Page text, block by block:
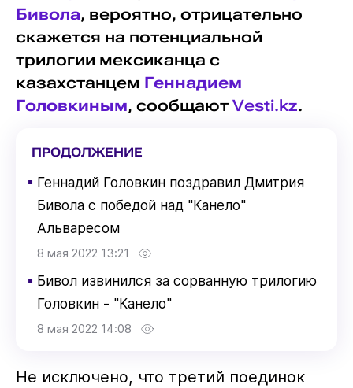
Бивола, вероятно, отрицательно
скажется на потенциальной
трилогии мексиканца с
казахстанцем Геннадием
Головкиным, сообщают Vesti.kz.
ПРОДОЛЖЕНИЕ
▪ Геннадий Головкин поздравил Дмитрия
Бивола с победой над "Канело"
Альваресом
8 мая 2022 13:21
▪ Бивол извинился за сорванную трилогию
Головкин - "Канело"
8 мая 2022 14:08
Не исключено, что третий поединок